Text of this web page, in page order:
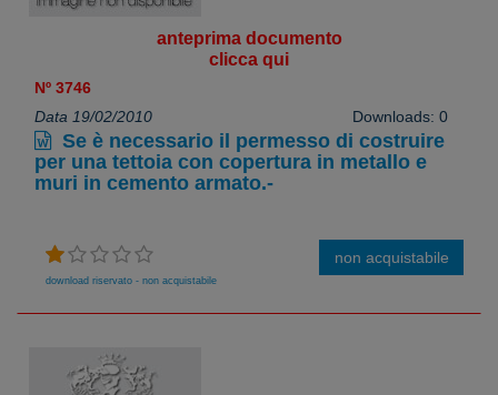
anteprima documento
clicca qui
Nº 3746
Data 19/02/2010
Downloads: 0
Se è necessario il permesso di costruire
per una tettoia con copertura in metallo e
muri in cemento armato.-
download riservato - non acquistabile
non acquistabile